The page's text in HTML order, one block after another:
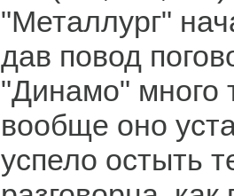
"Металлург"
дав повод
"Динамо" много
вообще оно
успело остыть